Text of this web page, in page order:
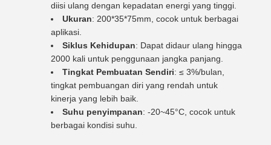
diisi ulang dengan kepadatan energi yang tinggi.
Ukuran: 200*35*75mm, cocok untuk berbagai
aplikasi.
Siklus Kehidupan: Dapat didaur ulang hingga
2000 kali untuk penggunaan jangka panjang.
Tingkat Pembuatan Sendiri: ≤ 3%/bulan,
tingkat pembuangan diri yang rendah untuk
kinerja yang lebih baik.
Suhu penyimpanan: -20~45°C, cocok untuk
berbagai kondisi suhu.